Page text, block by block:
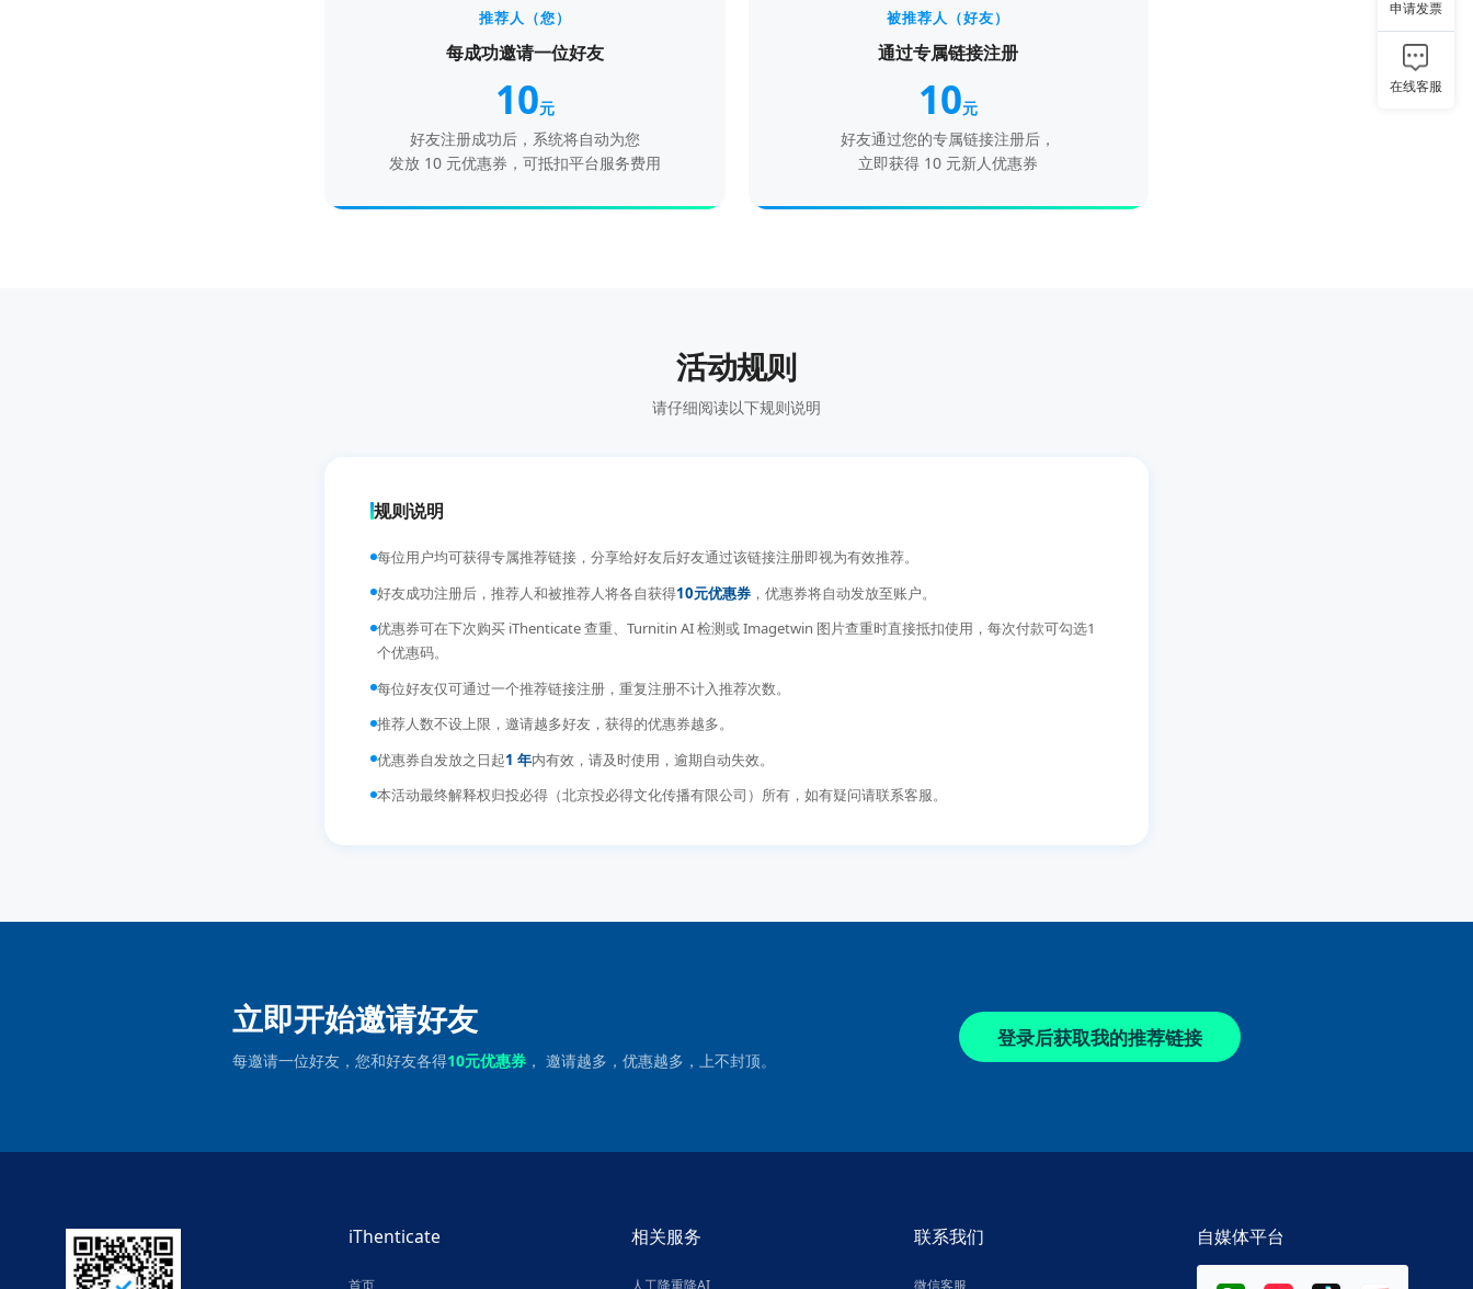
申请发票
在线客服
推荐人（您）
每成功邀请一位好友
10元
好友注册成功后，系统将自动为您
发放 10 元优惠券，可抵扣平台服务费用
被推荐人（好友）
通过专属链接注册
10元
好友通过您的专属链接注册后，
立即获得 10 元新人优惠券
活动规则
请仔细阅读以下规则说明
规则说明
每位用户均可获得专属推荐链接，分享给好友后好友通过该链接注册即视为有效推荐。
好友成功注册后，推荐人和被推荐人将各自获得10元优惠券，优惠券将自动发放至账户。
优惠券可在下次购买 iThenticate 查重、Turnitin AI 检测或 Imagetwin 图片查重时直接抵扣使用，每次付款可勾选1
个优惠码。
每位好友仅可通过一个推荐链接注册，重复注册不计入推荐次数。
推荐人数不设上限，邀请越多好友，获得的优惠券越多。
优惠券自发放之日起1 年内有效，请及时使用，逾期自动失效。
本活动最终解释权归投必得（北京投必得文化传播有限公司）所有，如有疑问请联系客服。
立即开始邀请好友
每邀请一位好友，您和好友各得10元优惠券， 邀请越多，优惠越多，上不封顶。
登录后获取我的推荐链接
iThenticate 相关服务 联系我们 自媒体平台